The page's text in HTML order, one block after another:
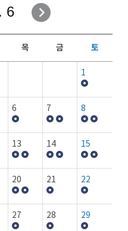
6
목 금 토
1
6 7 8
13 14 15
20 21 22
27 28 29